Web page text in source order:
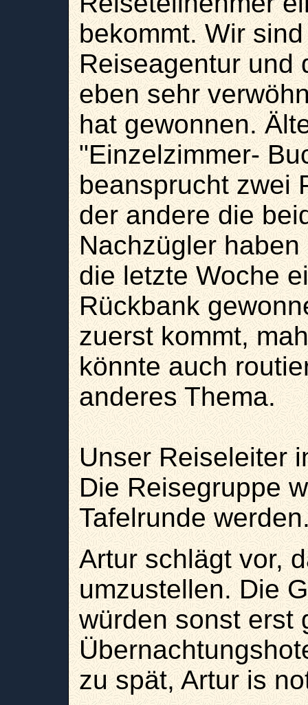
bekommt. Wir
Reiseagentur und
eben sehr
hat gewonnen.
"Einzelzimmer-
beansprucht zwei
der andere die
Nachzügler
die letzte Woche
Rückbank
zuerst kommt,
könnte auch
anderes Thema.
Unser Reiseleiter
Die Reisegruppe
Tafelrunde
Artur schlägt vor,
umzustellen. Die
würden sonst erst
zu spät, Artur is